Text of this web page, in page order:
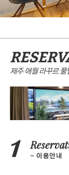
제주 애월 라꾸르 풀
이용안내